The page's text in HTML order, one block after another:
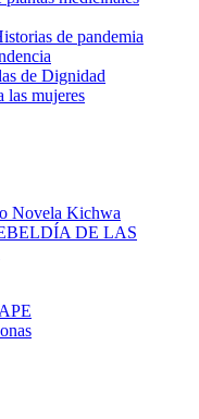
de pandemia
de Dignidad
las mujeres
Novela Kichwa
DE LAS